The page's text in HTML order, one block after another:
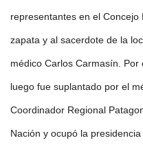
representantes en el
zapata y al sacerdote de la
médico Carlos Carmasín.
luego fue suplantado por el
Coordinador Regional
Nación y ocupó la